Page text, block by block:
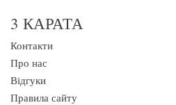
3 КАРАТА
Контакти
Про нас
Відгуки
Правила сайту